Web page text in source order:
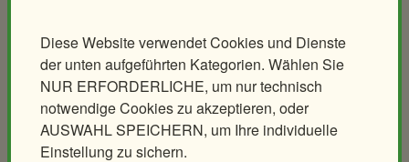
Diese Website verwendet Cookies und Dienste
der unten aufgeführten Kategorien. Wählen Sie
NUR ERFORDERLICHE, um nur technisch
notwendige Cookies zu akzeptieren, oder
AUSWAHL SPEICHERN, um Ihre individuelle
Einstellung zu sichern.
Birding im Zoo
Demenzfreundlicher Rundgang
Tiere & Kulinarik
Exklusives Morgenerlebnis
Zoo für Kinder
Geburtstagspartys